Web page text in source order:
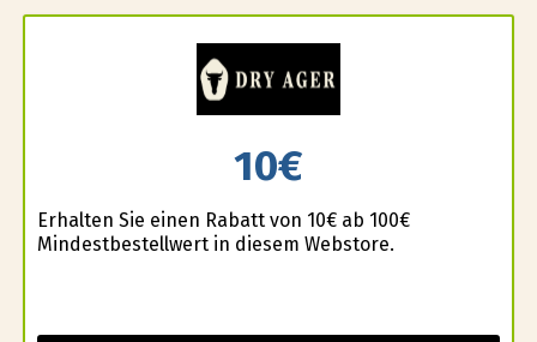
10€
Erhalten Sie einen Rabatt von 10€ ab 100€
Mindestbestellwert in diesem Webstore.